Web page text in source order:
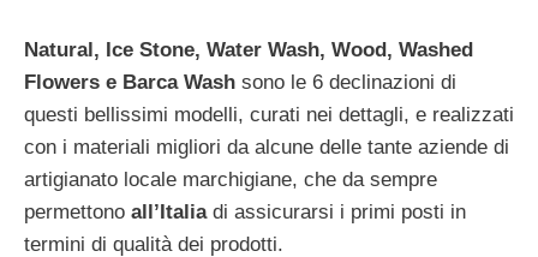
Natural, Ice Stone, Water Wash, Wood, Washed
Flowers e Barca Wash sono le 6 declinazioni di
questi bellissimi modelli, curati nei dettagli, e realizzati
con i materiali migliori da alcune delle tante aziende di
artigianato locale marchigiane, che da sempre
permettono all’Italiadi assicurarsi i primi posti in
termini di qualità dei prodotti.